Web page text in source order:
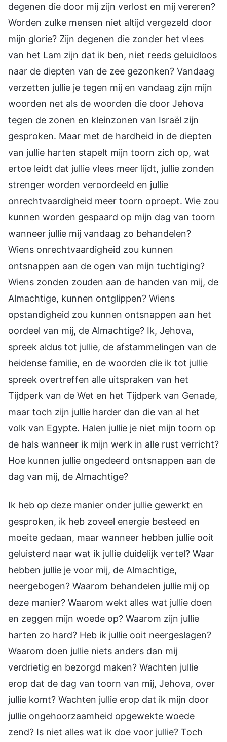
degenen die door mij zijn verlost en mij vereren?
Worden zulke mensen niet altijd vergezeld door
mijn glorie? Zijn degenen die zonder het vlees
van het Lam zijn dat ik ben, niet reeds geluidloos
naar de diepten van de zee gezonken? Vandaag
verzetten jullie je tegen mij en vandaag zijn mijn
woorden net als de woorden die door Jehova
tegen de zonen en kleinzonen van Israël zijn
gesproken. Maar met de hardheid in de diepten
van jullie harten stapelt mijn toorn zich op, wat
ertoe leidt dat jullie vlees meer lijdt, jullie zonden
strenger worden veroordeeld en jullie
onrechtvaardigheid meer toorn oproept. Wie zou
kunnen worden gespaard op mijn dag van toorn
wanneer jullie mij vandaag zo behandelen?
Wiens onrechtvaardigheid zou kunnen
ontsnappen aan de ogen van mijn tuchtiging?
Wiens zonden zouden aan de handen van mij, de
Almachtige, kunnen ontglippen? Wiens
opstandigheid zou kunnen ontsnappen aan het
oordeel van mij, de Almachtige? Ik, Jehova,
spreek aldus tot jullie, de afstammelingen van de
heidense familie, en de woorden die ik tot jullie
spreek overtreffen alle uitspraken van het
Tijdperk van de Wet en het Tijdperk van Genade,
maar toch zijn jullie harder dan die van al het
volk van Egypte. Halen jullie je niet mijn toorn op
de hals wanneer ik mijn werk in alle rust verricht?
Hoe kunnen jullie ongedeerd ontsnappen aan de
dag van mij, de Almachtige?
Ik heb op deze manier onder jullie gewerkt en
gesproken, ik heb zoveel energie besteed en
moeite gedaan, maar wanneer hebben jullie ooit
geluisterd naar wat ik jullie duidelijk vertel? Waar
hebben jullie je voor mij, de Almachtige,
neergebogen? Waarom behandelen jullie mij op
deze manier? Waarom wekt alles wat jullie doen
en zeggen mijn woede op? Waarom zijn jullie
harten zo hard? Heb ik jullie ooit neergeslagen?
Waarom doen jullie niets anders dan mij
verdrietig en bezorgd maken? Wachten jullie
erop dat de dag van toorn van mij, Jehova, over
jullie komt? Wachten jullie erop dat ik mijn door
jullie ongehoorzaamheid opgewekte woede
zend? Is niet alles wat ik doe voor jullie? Toch